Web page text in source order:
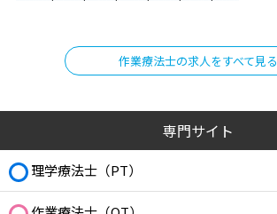
作業療法士の求人をすべて見る
専門サイト
理学療法士（PT）